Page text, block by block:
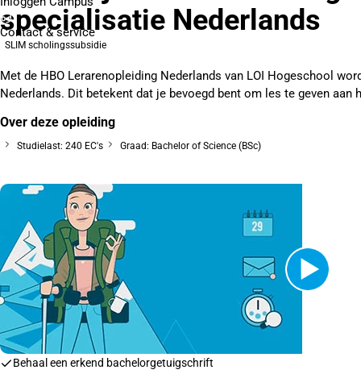
Contact& service
specialisatie Nederlands
SLIM scholingssubsidie
Met de HBO Lerarenopleiding Nederlands van LOI Hogeschool
Nederlands. Dit betekent dat je bevoegd bent om les te geven aan
Over deze opleiding
Studielast: 240 EC's Graad: Bachelor of Science (BSc)
Behaal een erkend bachelorgetuigschrift